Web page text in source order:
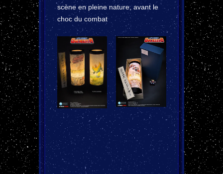
scène en pleine nature, avant le
choc du combat